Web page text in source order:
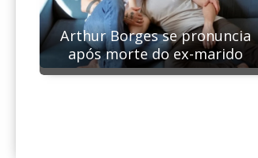
Arthur Borges se pronuncia
após morte do ex-marido